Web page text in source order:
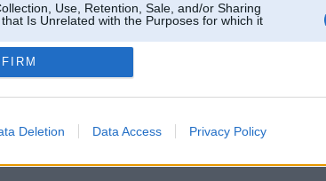
Use, Retention, Sale, and/or Sharing
Is Unrelated with the Purposes for which it
Deletion Data Access Privacy Policy